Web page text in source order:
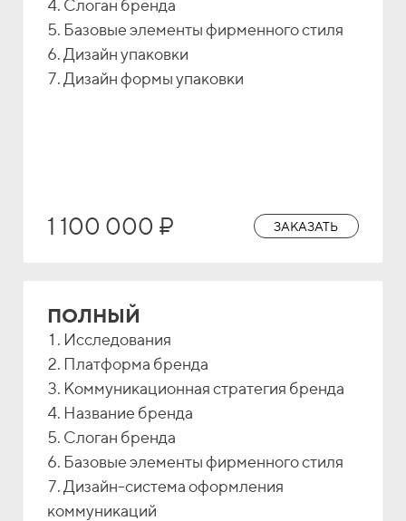
Слоган бренда
Базовые элементы фирменного стиля
Дизайн упаковки
Дизайн формы упаковки
1 100 000 ₽ ЗАКАЗАТЬ
ПОЛНЫЙ
Исследования
Платформа бренда
Коммуникационная стратегия бренда
Название бренда
Слоган бренда
Базовые элементы фирменного стиля
Дизайн-система оформления
коммуникаций